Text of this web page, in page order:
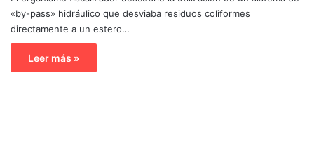
«by-pass» hidráulico que desviaba residuos coliformes
directamente a un estero…
Leer más »